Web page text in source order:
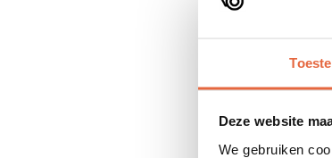
Deze website
We gebruiken